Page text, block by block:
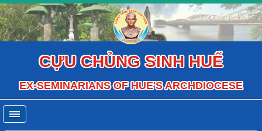
CỰU CHỦNG SINH HUẾ
EX-SEMINARIANS OF HUE'S ARCHDIOCESE